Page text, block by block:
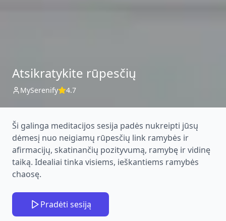
Atsikratykite rūpesčių
MySerenify 4.7
Ši galinga meditacijos sesija padės nukreipti jūsų
dėmesį nuo neigiamų rūpesčių link ramybės ir
afirmacijų, skatinančių pozityvumą, ramybę ir vidinę
taiką. Idealiai tinka visiems, ieškantiems ramybės
chaosę.
Pradėti sesiją